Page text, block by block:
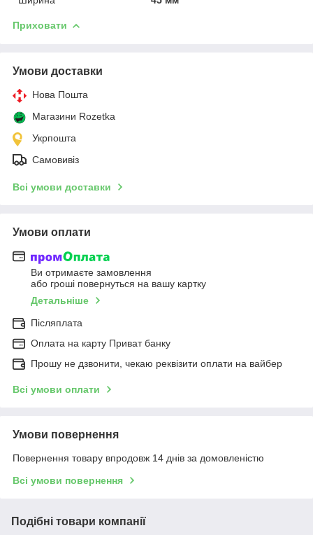
Приховати
Умови доставки
Нова Пошта
Магазини Rozetka
Укрпошта
Самовивіз
Всі умови доставки
Умови оплати
Ви отримаєте замовлення
або гроші повернуться на вашу картку
Детальніше
Післяплата
Оплата на карту Приват банку
Прошу не дзвонити, чекаю реквізити оплати на вайбер
Всі умови оплати
Умови повернення
Повернення товару впродовж 14 днів за домовленістю
Всі умови повернення
Подібні товари компанії